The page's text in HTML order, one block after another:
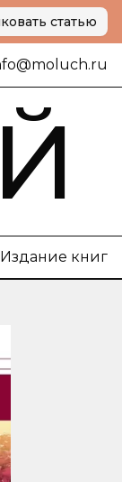
статью
Издание книг